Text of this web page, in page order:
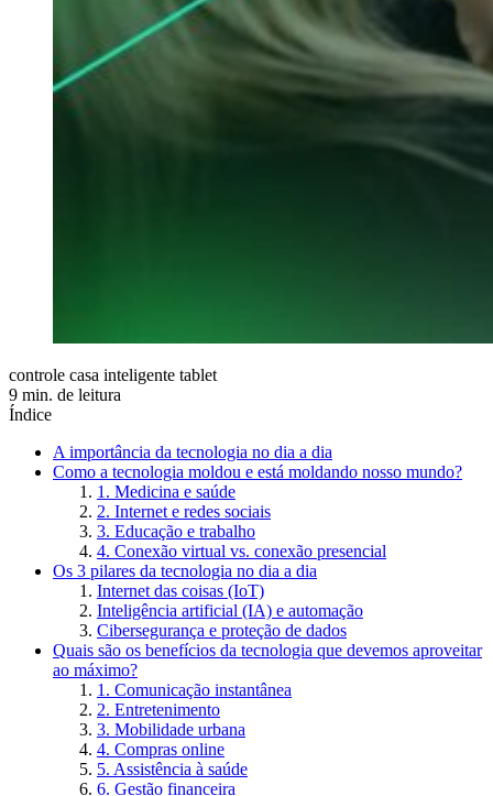
controle casa inteligente tablet
9 min. de leitura
Índice
A importância da tecnologia no dia a dia
Como a tecnologia moldou e está moldando nosso mundo?
1. Medicina e saúde
2. Internet e redes sociais
3. Educação e trabalho
4. Conexão virtual vs. conexão presencial
Os 3 pilares da tecnologia no dia a dia
Internet das coisas (IoT)
Inteligência artificial (IA) e automação
Cibersegurança e proteção de dados
Quais são os benefícios da tecnologia que devemos aproveitar
ao máximo?
1. Comunicação instantânea
2. Entretenimento
3. Mobilidade urbana
4. Compras online
5. Assistência à saúde
6. Gestão financeira